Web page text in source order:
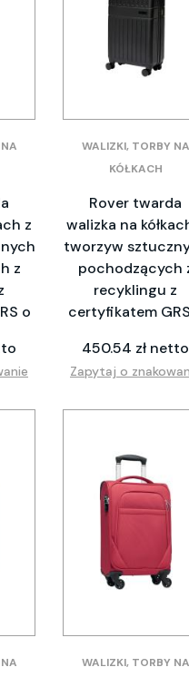
z
z
o
WALIZKI, TORBY NA
KÓŁKACH
Rover twarda
walizka na
tworzyw
pochodzących
recyklingu z
certyfikatem
450.54 zł netto
Zapytaj o
WALIZKI, TORBY NA